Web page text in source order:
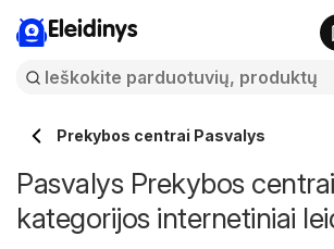
Eleidinys
Prekybos centrai Pasvalys
Pasvalys Prekybos centrai
kategorijos internetiniai